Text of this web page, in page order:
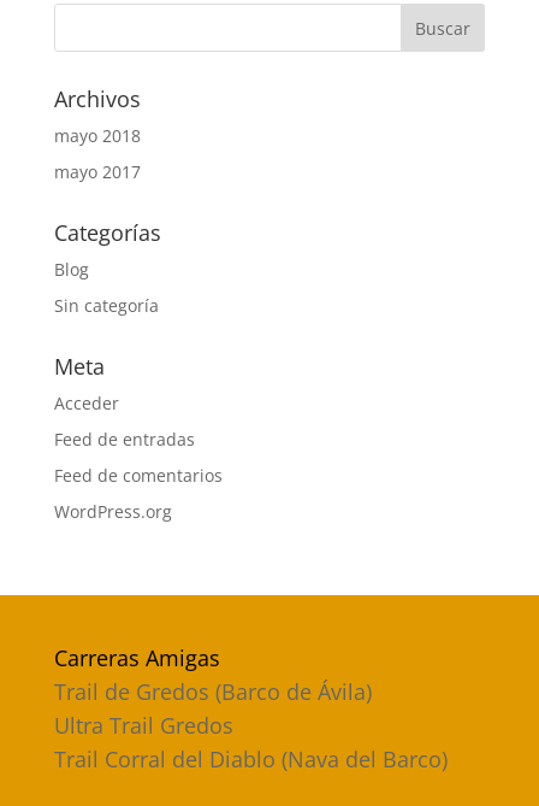
Archivos
mayo 2018
mayo 2017
Categorías
Blog
Sin categoría
Meta
Acceder
Feed de entradas
Feed de comentarios
WordPress.org
Carreras Amigas
Trail de Gredos (Barco de Ávila)
Ultra Trail Gredos
Trail Corral del Diablo (Nava del Barco)